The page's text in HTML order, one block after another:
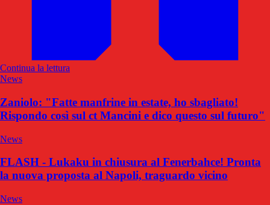
Continua la lettura
News
Zaniolo: "Fatte manfrine in estate, ho sbagliato!
Rispondo così sul ct Mancini e dico questo sul futuro"
News
FLASH - Lukaku in chiusura al Fenerbahce! Pronta
la nuova proposta al Napoli, traguardo vicino
News